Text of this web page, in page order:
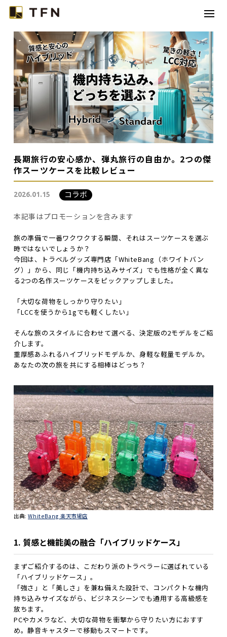
TFNとは
コラボレーション
カテゴリー
コラム
長期旅行の安心感か、弾丸旅行の自由か。2つの傑
作スーツケースを比較レビュー
2026.01.15 コラボ
本記事はプロモーションを含みます
旅の準備で一番ワクワクする瞬間、それはスーツケースを選ぶ
時ではないでしょうか？
今回は、トラベルグッズ専門店「WhiteBang（ホワイトバン
グ）」から、同じ「機内持ち込みサイズ」でも性格が全く異な
る2つの名作スーツケースをピックアップしました。
「大切な荷物をしっかり守りたい」
「LCCを使うから1gでも軽くしたい」
そんな旅のスタイルに合わせて選べる、決定版の2モデルをご紹
介します。
重厚感あふれるハイブリッドモデルか、身軽な軽量モデルか。
あなたの次の旅を共にする相棒はどっち？
出典:WhiteBang 楽天市場店
1. 質感と機能美の融合「ハイブリッドケース」
まずご紹介するのは、こだわり派のトラベラーに選ばれている
「ハイブリッドケース」。
「強さ」と「美しさ」を兼ね備えた設計で、コンパクトな機内
持ち込みサイズながら、ビジネスシーンでも通用する高級感を
放ちます。
PCやカメラなど、大切な荷物を衝撃から守りたい方におすす
め。静音キャスターで移動もスマートです。